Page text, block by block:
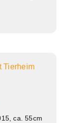
ca. 55cm